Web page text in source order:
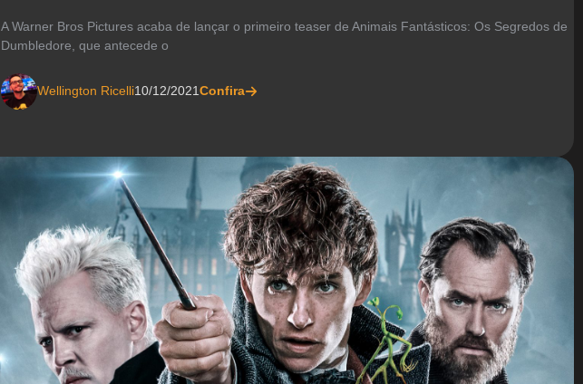
A Warner Bros Pictures acaba de lançar o primeiro teaser de Animais Fantásticos: Os Segredos de
Dumbledore, que antecede o
Wellington Ricelli10/12/2021Confira